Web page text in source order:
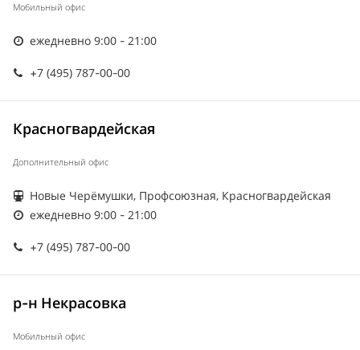
Мобильный офис
ежедневно 9:00 - 21:00
+7 (495) 787-00-00
Красногвардейская
Дополнительный офис
Новые Черёмушки, Профсоюзная, Красногвардейская
ежедневно 9:00 - 21:00
+7 (495) 787-00-00
р-н Некрасовка
Мобильный офис